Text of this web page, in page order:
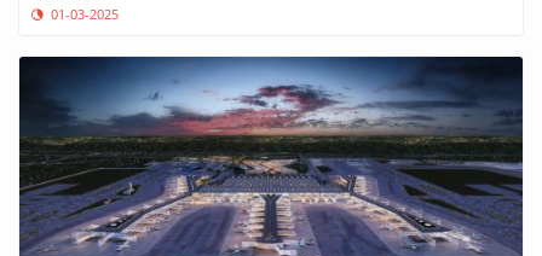
01-03-2025